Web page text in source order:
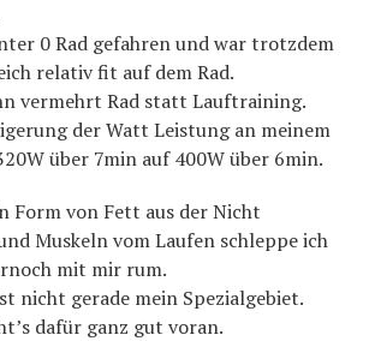
0 Rad gefahren und war trotzdem
relativ fit auf dem Rad.
vermehrt Rad statt Lauftraining.
der Watt Leistung an meinem
über 7min auf 400W über 6min.
Form von Fett aus der Nicht
Muskeln vom Laufen schleppe ich
mit mir rum.
nicht gerade mein Spezialgebiet.
dafür ganz gut voran.